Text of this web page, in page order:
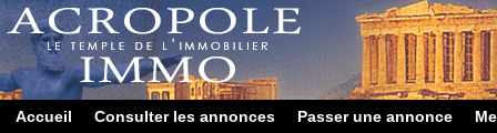
Accueil Consulter les annonces Passer une annonce